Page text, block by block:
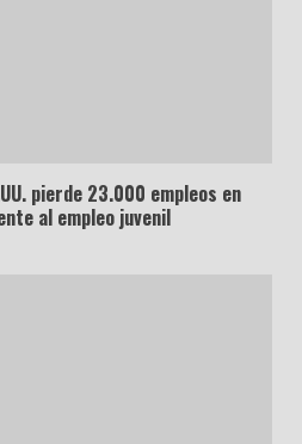
pierde 23.000 empleos en
al empleo juvenil